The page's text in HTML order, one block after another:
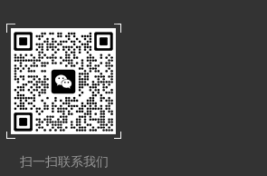
扫一扫联系我们